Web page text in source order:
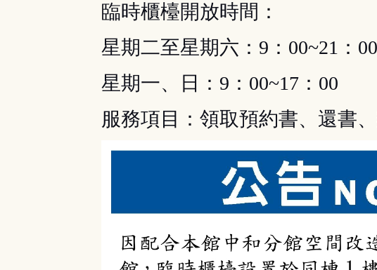
臨時櫃檯開放時間：
星期二至星期六：9：00~21：00
星期一、日：9：00~17：00
服務項目：領取預約書、還書